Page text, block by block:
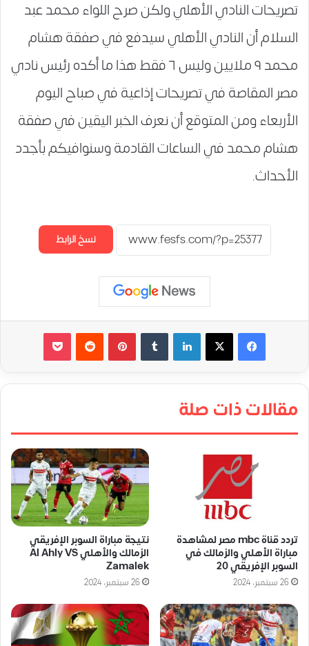
تصريحات النادي الأهلي ولكن صرح اللواء محمد عبد
السلام أن النادي الأهلي سيدفع في صفقة هشام
محمد ٩ ملايين وليس ٦ فقط هذا ما أكده رئيس نادي
مصر المقاصة في تصريحات إذاعية في صباح اليوم
الأربعاء ومن المتوقع أن نعرف الخبر اليقين في صفقة
هشام محمد في الساعات القادمة وسنوافيكم بأجدد
الأحداث.
نسخ الرابط
لينكدإن بينتيريست
مقالات ذات صلة
تردد قناة mbc مصر لمشاهدة
مباراة الأهلي والزمالك في
السوبر الإفريقي 20
26 سبتمبر، 2024
نتيجة مباراة السوبر الإفريقي
الزمالك والأهلي Al Ahly VS
Zamalek
26 سبتمبر، 2024